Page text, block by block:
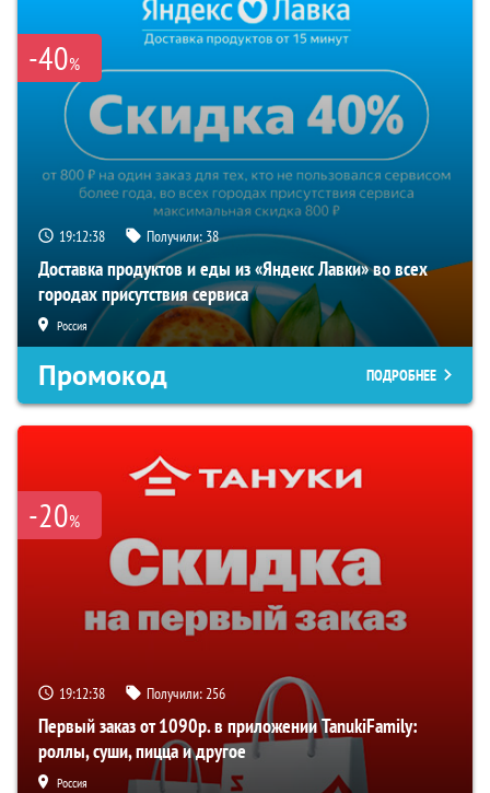
-40%
19:12:37 Получили:38
Доставка продуктов и еды из «Яндекс Лавки» во всех
городах присутствия сервиса
Россия
Промокод ПОДРОБНЕЕ
-20%
19:12:37 Получили:256
Первый заказ от 1090р. в приложении TanukiFamily:
роллы, суши, пицца и другое
Россия